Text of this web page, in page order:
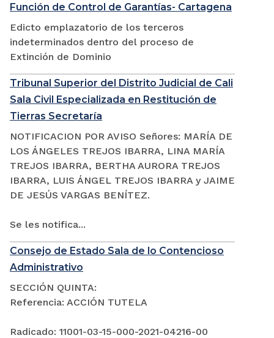
Función de Control de Garantías- Cartagena
Edicto emplazatorio de los terceros
indeterminados dentro del proceso de
Extinción de Dominio
Tribunal Superior del Distrito Judicial de Cali
Sala Civil Especializada en Restitución de
Tierras Secretaría
NOTIFICACION POR AVISO Señores: MARÍA DE
LOS ÁNGELES TREJOS IBARRA, LINA MARÍA
TREJOS IBARRA, BERTHA AURORA TREJOS
IBARRA, LUIS ÁNGEL TREJOS IBARRA y JAIME
DE JESÚS VARGAS BENÍTEZ.
Se les notifica...
Consejo de Estado Sala de lo Contencioso
Administrativo
SECCIÓN QUINTA:
Referencia: ACCIÓN TUTELA
Radicado: 11001-03-15-000-2021-04216-00